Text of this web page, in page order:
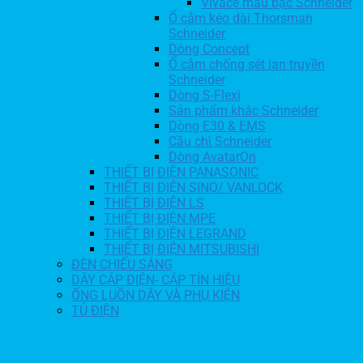
Ổ cắm kéo dài Thorsman
Schneider
Dòng Concept
Ổ cắm chống sét lan truyền
Schneider
Dòng S-Flexi
Sản phẩm khác Schneider
Dòng E30 & EMS
Cầu chì Schneider
Dòng AvatarOn
THIẾT BỊ ĐIỆN PANASONIC
THIẾT BỊ ĐIỆN SINO/ VANLOCK
THIẾT BỊ ĐIỆN LS
THIẾT BỊ ĐIỆN MPE
THIẾT BỊ ĐIỆN LEGRAND
THIẾT BỊ ĐIỆN MITSUBISHI
ĐÈN CHIẾU SÁNG
DÂY CÁP ĐIỆN- CÁP TÍN HIỆU
ỐNG LUỒN DÂY VÀ PHỤ KIỆN
TỦ ĐIỆN